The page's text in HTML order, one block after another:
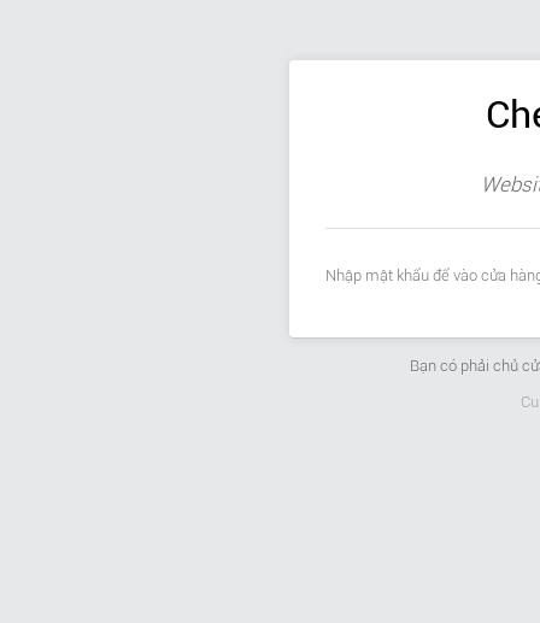
Nhập mật khẩu để vào cửa
Bạn có phải chủ